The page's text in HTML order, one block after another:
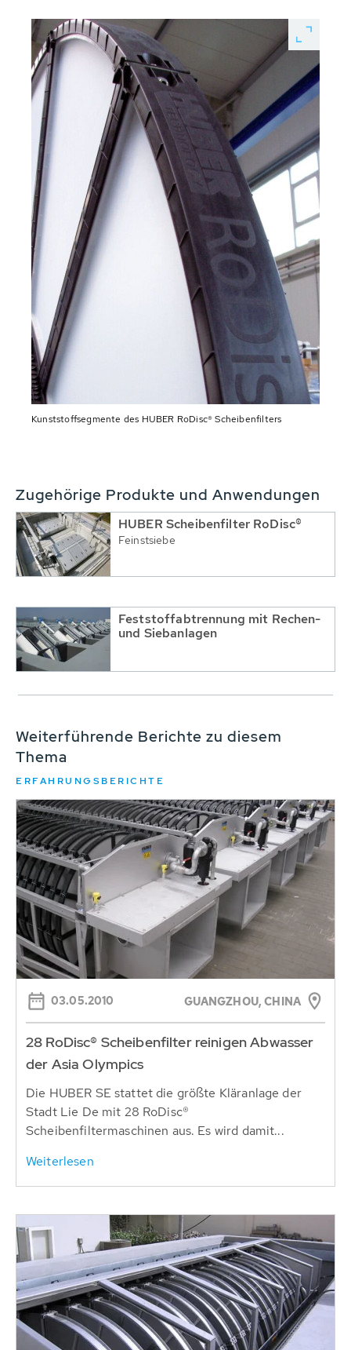
Kunststoffsegmente des HUBER RoDisc® Scheibenfilters
Zugehörige Produkte und Anwendungen
HUBER Scheibenfilter RoDisc®
Feinstsiebe
Feststoffabtrennung mit Rechen-
und Siebanlagen
Weiterführende Berichte zu diesem
Thema
ERFAHRUNGSBERICHTE
03.05.2010 GUANGZHOU, CHINA
28 RoDisc® Scheibenfilter reinigen Abwasser
der Asia Olympics
Die HUBER SE stattet die größte Kläranlage der
Stadt Lie De mit 28 RoDisc®
Scheibenfiltermaschinen aus. Es wird damit...
Weiterlesen